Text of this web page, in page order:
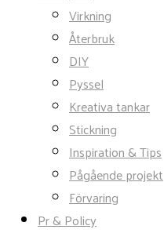
Virkning
Återbruk
DIY
Pyssel
Kreativa tankar
Stickning
Inspiration & Tips
Pågående projekt
Förvaring
Pr & Policy